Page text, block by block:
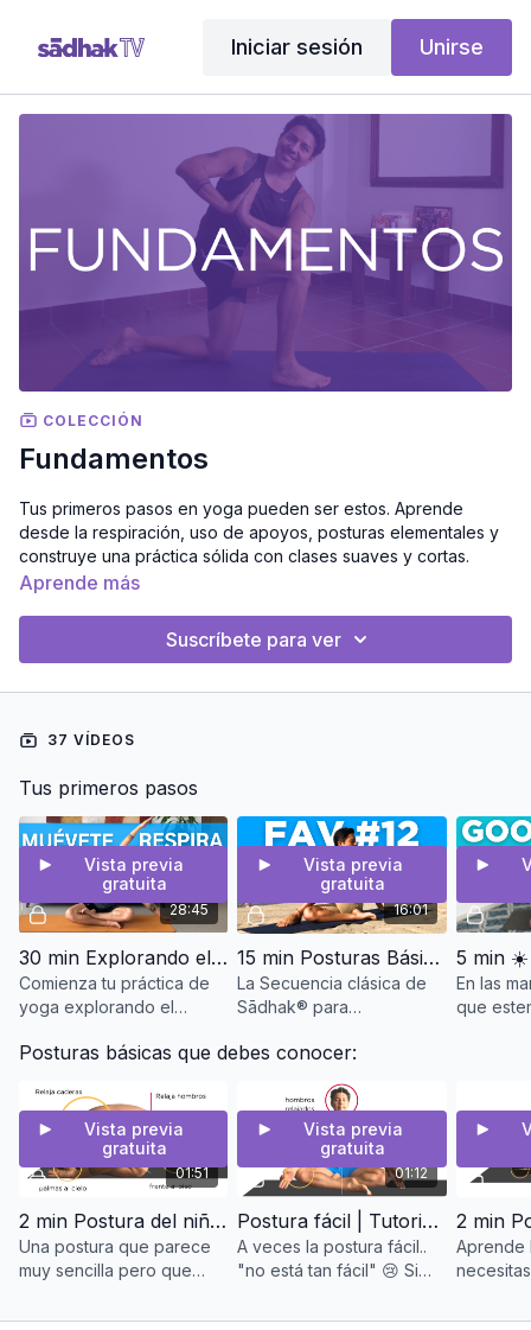
Iniciar sesión Unirse
COLECCIÓN
Fundamentos
Tus primeros pasos en yoga pueden ser estos. Aprende
desde la respiración, uso de apoyos, posturas elementales y
construye una práctica sólida con clases suaves y cortas.
Aprende más
Suscríbete para ver
37 VÍDEOS
Tus primeros pasos
28:45
Vista previa
gratuita
30 min Explorando el movimiento, la respiración y reconociendo tus posibilidades
Comienza tu práctica de
yoga explorando el
muy sutiles
16:01
Vista previa
gratuita
15 min Posturas Básicas para Principiantes | #FAV12
La Secuencia clásica de
Sādhak® para
Básicas. Experimenta con
En las
que
Posturas básicas que debes conocer:
01:51
Vista previa
gratuita
2 min Postura del niño | Tutorial de balasana
Una postura que parece
muy sencilla pero que
alcanzando
01:12
Vista previa
gratuita
Postura fácil | Tutorial de Sukhasana
A veces la postura fácil..
"no está tan fácil" 😢 Si
incomodidad estos
Aprende